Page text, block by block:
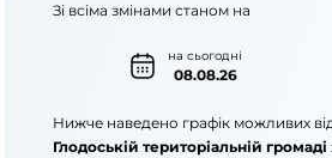
на сьогодні
08.08.26
Зі всіма змінами станом на
Нижче наведено графік можливих
Глодоській територіальній громаді